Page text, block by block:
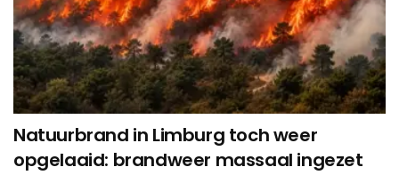
Natuurbrand in Limburg toch weer
opgelaaid: brandweer massaal ingezet